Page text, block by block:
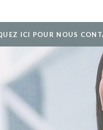
ICI POUR NOUS